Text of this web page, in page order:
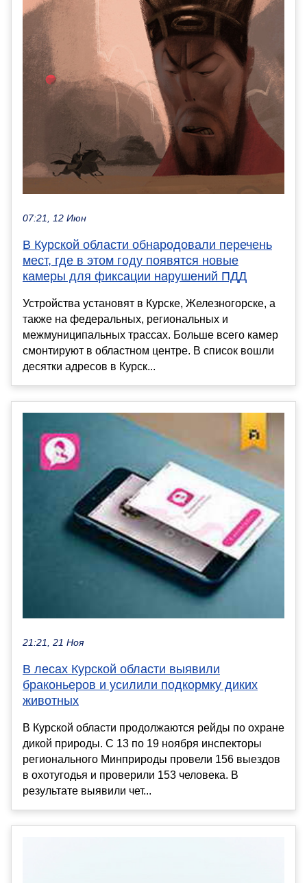
07:21, 12 Июн
В Курской области обнародовали перечень
мест, где в этом году появятся новые
камеры для фиксации нарушений ПДД
Устройства установят в Курске, Железногорске, а
также на федеральных, региональных и
межмуниципальных трассах. Больше всего камер
смонтируют в областном центре. В список вошли
десятки адресов в Курск...
21:21, 21 Ноя
В лесах Курской области выявили
браконьеров и усилили подкормку диких
животных
В Курской области продолжаются рейды по охране
дикой природы. С 13 по 19 ноября инспекторы
регионального Минприроды провели 156 выездов
в охотугодья и проверили 153 человека. В
результате выявили чет...